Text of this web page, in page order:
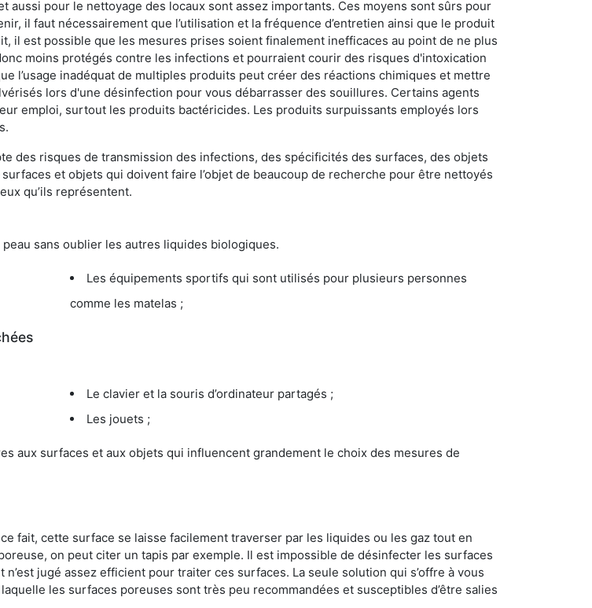
pour le nettoyage des locaux sont assez importants. Ces moyens sont sûrs pour
il faut nécessairement que l’utilisation et la fréquence d’entretien ainsi que le produit
il est possible que les mesures prises soient finalement inefficaces au point de ne plus
moins protégés contre les infections et pourraient courir des risques d'intoxication
l’usage inadéquat de multiples produits peut créer des réactions chimiques et mettre
lors d'une désinfection pour vous débarrasser des souillures. Certains agents
emploi, surtout les produits bactéricides. Les produits surpuissants employés lors
des risques de transmission des infections, des spécificités des surfaces, des objets
et objets qui doivent faire l’objet de beaucoup de recherche pour être nettoyés
qu’ils représentent.
sans oublier les autres liquides biologiques.
Les équipements sportifs qui sont utilisés pour plusieurs personnes
comme les matelas ;
Le clavier et la souris d’ordinateur partagés ;
Les jouets ;
aux surfaces et aux objets qui influencent grandement le choix des mesures de
fait, cette surface se laisse facilement traverser par les liquides ou les gaz tout en
on peut citer un tapis par exemple. Il est impossible de désinfecter les surfaces
jugé assez efficient pour traiter ces surfaces. La seule solution qui s’offre à vous
les surfaces poreuses sont très peu recommandées et susceptibles d’être salies